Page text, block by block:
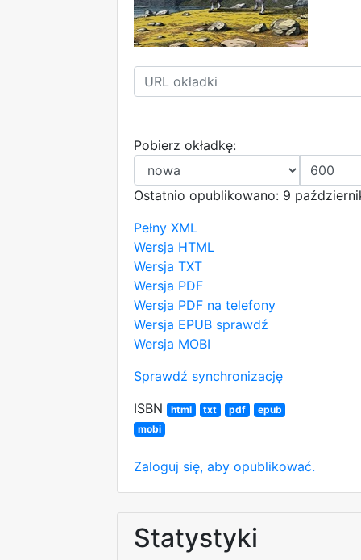
Pobierz okładkę:
Ostatnio opublikowano: 9
Pełny XML
Wersja HTML
Wersja TXT
Wersja PDF
Wersja PDF na telefony
Wersja EPUB sprawdź
Wersja MOBI
Sprawdź synchronizację
ISBN
html txt pdf
epub
mobi
Zaloguj się, aby opublikować.
Statystyki